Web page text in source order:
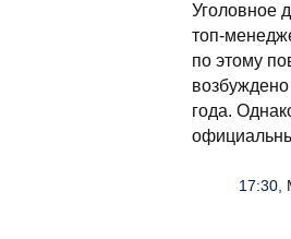
Уголовное
топ-
по этому
года.
17:30,